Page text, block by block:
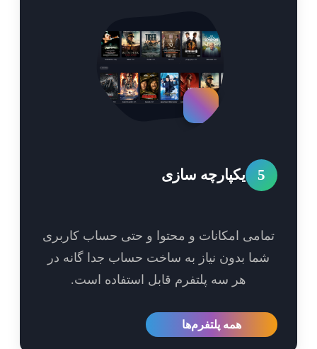
یکپارچه سازی
امکانات و محتوا و حتی حساب کاربری
بدون نیاز به ساخت حساب جدا گانه در
هر سه پلتفرم قابل استفاده است.
همه پلتفرم‌ها